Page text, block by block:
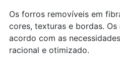
Os forros removíveis em
cores, texturas e bordas.
acordo com as
racional e otimizado.